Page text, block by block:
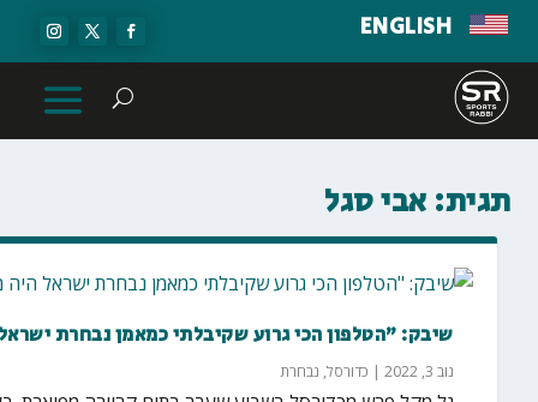
ENGLISH
תגית: אבי סגל
שיבק: "הטלפון הכי גרוע שקיבלתי כמאמן נבחרת
נוב 3, 2022 | כדורסל, נבחרת